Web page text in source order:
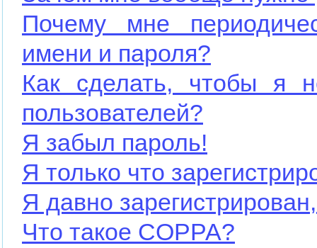
Почему мне
имени и пароля?
Как сделать, чтобы я
пользователей?
Я забыл пароль!
Я только что
Я давно
Что такое COPPA?